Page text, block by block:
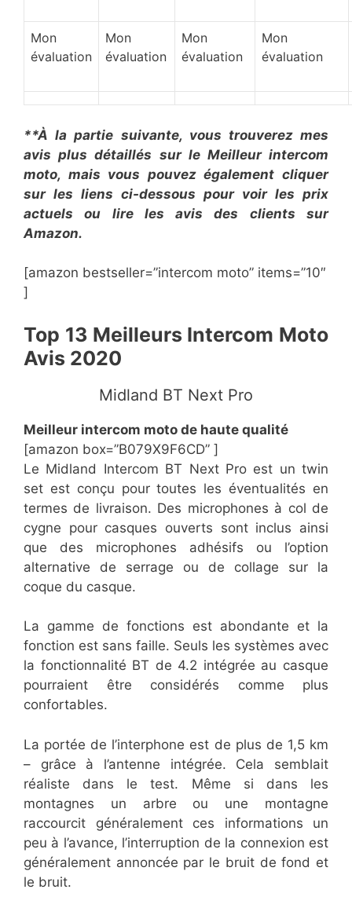
Mon
évaluation
Mon
évaluation
Mon
évaluation
Mon
évaluation
**À la partie suivante, vous trouverez mes
avis plus détaillés sur le ​Meilleur intercom
moto, mais vous pouvez également cliquer
sur les liens ci-dessous pour voir les prix
actuels ou lire les avis des clients sur
Amazon.
[amazon bestseller=”​​intercom moto” items=”10″
]
​Top 13 Meilleurs Intercom Moto
Avis 2020
Midland BT Next Pro
​Meilleur intercom moto de haute qualité
[amazon box=”B079X9F6CD” ]
Le Midland Intercom BT Next Pro est un twin
set est conçu pour toutes les éventualités en
termes de livraison. Des microphones à col de
cygne pour casques ouverts sont inclus ainsi
que des microphones adhésifs ou l’option
alternative de serrage ou de collage sur la
coque du casque.
La gamme de fonctions est abondante et la
fonction est sans faille. Seuls les systèmes avec
la fonctionnalité BT de 4.2 intégrée au casque
pourraient être considérés comme plus
confortables.
La portée de l’interphone est de plus de 1,5 km
– grâce à l’antenne intégrée. Cela semblait
réaliste dans le test. Même si dans les
montagnes un arbre ou une montagne
raccourcit généralement ces informations un
peu à l’avance, l’interruption de la connexion est
généralement annoncée par le bruit de fond et
le bruit.